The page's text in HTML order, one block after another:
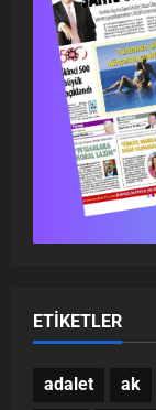
ETIKETLER
adalet ak